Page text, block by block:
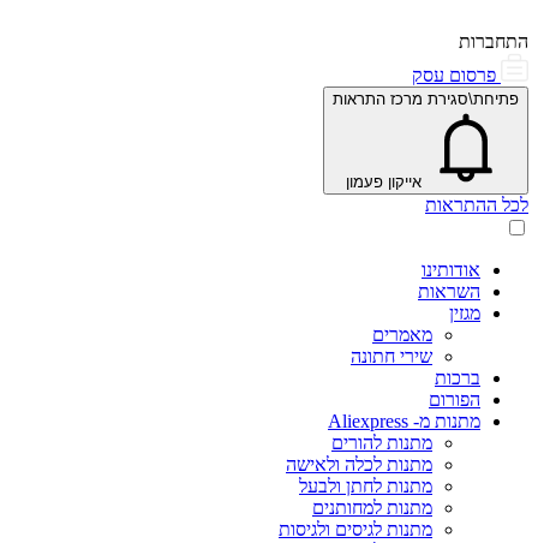
התחברות
פרסום עסק
פתיחת\סגירת מרכז התראות
אייקון פעמון
לכל ההתראות
אודותינו
השראות
מגזין
מאמרים
שירי חתונה
ברכות
הפורום
מתנות מ- Aliexpress
מתנות להורים
מתנות לכלה ולאישה
מתנות לחתן ולבעל
מתנות למחותנים
מתנות לגיסים ולגיסות